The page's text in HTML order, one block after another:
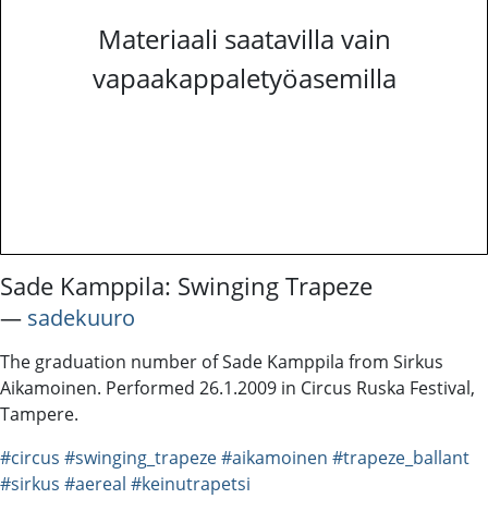
Materiaali saatavilla vain
vapaakappaletyöasemilla
Sade Kamppila: Swinging Trapeze
― sadekuuro
The graduation number of Sade Kamppila from Sirkus
Aikamoinen. Performed 26.1.2009 in Circus Ruska Festival,
Tampere.
#circus #swinging_trapeze#aikamoinen #trapeze_ballant
#sirkus #aereal #keinutrapetsi